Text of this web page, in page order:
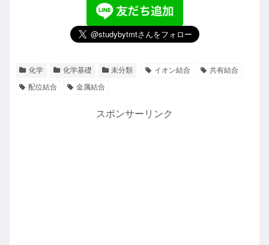
化学 化学基礎 未分類 イオン結合
共有結合
配位結合
金属結合
スポンサーリンク